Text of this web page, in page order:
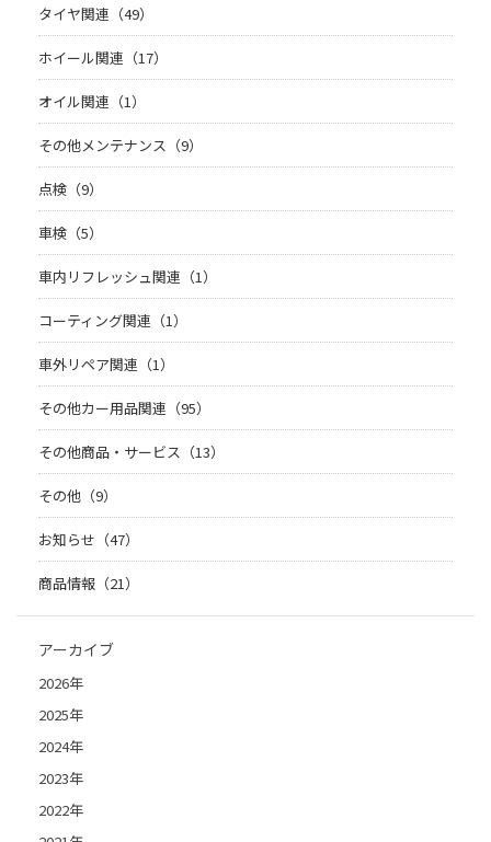
タイヤ関連（49）
ホイール関連（17）
オイル関連（1）
その他メンテナンス（9）
点検（9）
車検（5）
車内リフレッシュ関連（1）
コーティング関連（1）
車外リペア関連（1）
その他カー用品関連（95）
その他商品・サービス（13）
その他（9）
お知らせ（47）
商品情報（21）
アーカイブ
2026年
2025年
2024年
2023年
2022年